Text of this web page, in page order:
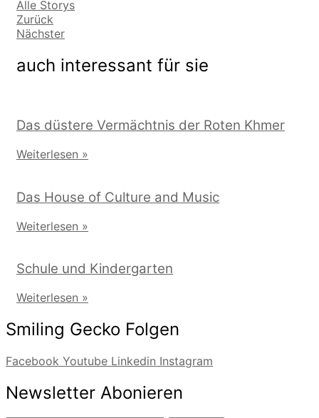
Alle Storys
Zurück
Nächster
auch interessant für sie
Das düstere Vermächtnis der Roten Khmer
Weiterlesen »
Das House of Culture and Music
Weiterlesen »
Schule und Kindergarten
Weiterlesen »
Smiling Gecko Folgen
Facebook Youtube Linkedin Instagram
Newsletter Abonieren